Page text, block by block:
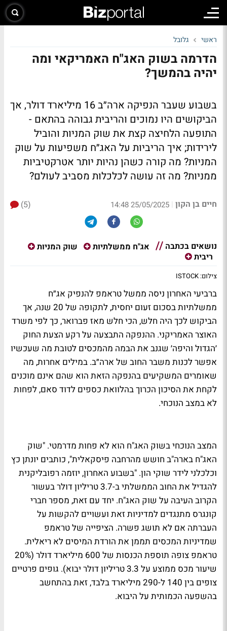
ראשי גלובל
הדרמה בשוק האג"ח האמריקאי ומה
יהיה בהמשך?
בשבוע שעבר הנפיקה ארה״ב 16 מיליארד דולר, אך
הביקושים היו נמוכים והריבית גבוהה בהתאם -
התופעה הלחיצה קצת את שוק המניות והוביל
לירידות; איך הריביות על האג״ח משפיעות על שוק
המניות? מה קורה כשהן נהיות יותר אטרקטיביות
ממניות? מה זה עושה לכלכלות מסביב לעולם?
חיים בן הקון |
25/05/2025 14:48
(5)
נושאים בכתבה אג"ח ממשלתיות
שוק המניות
ריבית
צילום: ISTOCK
ברביעי האחרון ניסה ממשל טראמפ להנפיק אג״ח
ממשלתיות בסכום זעום יחסית, לתקופה של 20 שנה, אך
הביקוש לכך היה חלש, הכי חלש מאז פברואר, כך לפי משרד
האוצר האמריקני. ההנפקה התבצעה על רקע הצעת החוק
׳הגדול והיפה׳ שגנב את הבמה מהמכסים לטובת מה שעכשיו
אפשר לכנות משבר החוב של ארה״ב. במילים אחרות, מה
שאומרים המשקיעים בהנפקה הזאת הוא שהם אינם מוכנים
לקחת את הסיכון הכרוך בהלוואת כספים לדוד סאם, לפחות
לא במצב הנוכחי.
המצב הנוכחי בשוק האג"ח הוא לא פחות מדרמטי. "שוק
האג"ח בארה"ב חושש מהרחבה פיסקאלית", כותבים יונתן כץ
וכלכלני לידר שוקי הון. "בשבוע האחרון, יוזמה רפובליקנית
להגדיל את החוב הממשלתי ב-3.7 טריליון דולר בעשור
הקרוב העיבה על שוק האג"ח. יחד עם זאת, מספר חברי
קונגרס מתנגדים למדיניות זאת ועשויים להקשות על
העברתה אם לא תושג פשרה. הציפייה של טראמפ
שמדיניות המכסים תממן את הורדת המיסים לא ריאלית.
טראמפ צופה תוספת הכנסות של 600 מיליארד דולר (20%
שיעור מכס ממוצע על 3.3 טריליון דולר יבוא). גופים פרטיים
צופים בין 140 ל-290 מיליארד בלבד, זאת בהתחשב
בהשפעה הכמותית על היבוא.